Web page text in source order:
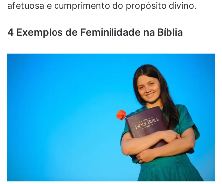
afetuosa e cumprimento do propósito divino.
4 Exemplos de Feminilidade na Bíblia